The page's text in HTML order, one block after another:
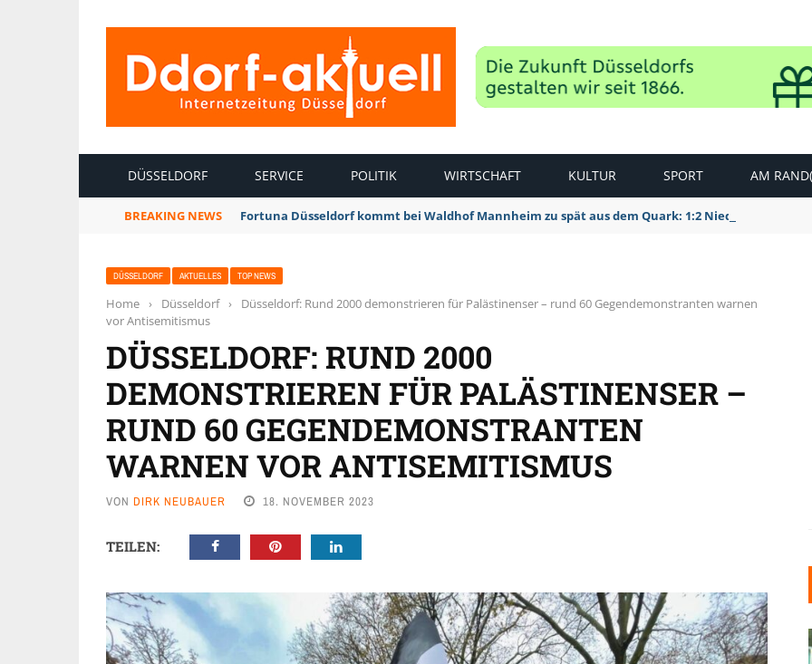
DÜSSELDORF SERVICE POLITIK WIRTSCHAFT KULTUR SPORT AM
BREAKING NEWS Fortuna Düsseldorf kommt bei Waldhof Mannheim zu spät aus dem Quark: 1:2 Niederlage
DÜSSELDORF AKTUELLES TOP NEWS
Home › Düsseldorf ›
Düsseldorf: Rund 2000 demonstrieren für Palästinenser – rund 60 Gegendemonstranten warnen
vor Antisemitismus
DÜSSELDORF: RUND 2000
DEMONSTRIEREN FÜR PALÄSTINENSER –
RUND 60 GEGENDEMONSTRANTEN
WARNEN VOR ANTISEMITISMUS
VON DIRK NEUBAUER 18. NOVEMBER 2023
TEILEN: